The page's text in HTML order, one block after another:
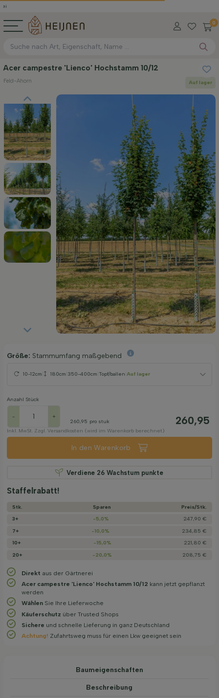
0
Acer campestre 'Lienco' Hochstamm 10/12
Feld-Ahorn Auf lager
Größe: Stammumfang maßgebend
10-12cm 180cm 350-400cm Topf/ballen Auf lager
Anzahl Stück
- +
260,95 pro stuk 260,95
Inkl. MwSt. Zzgl. Versandkosten (wird im Warenkorb berechnet)
In den Warenkorb
Verdiene 26 Wachstum punkte
Staffelrabatt!
Stk. Sparen
Preis/­Stk.
3+
-5,0%
247,90 €
7+
-10,0%
234,85 €
10+
-15,0%
221,80 €
20+
-20,0% 208,75 €
Direkt aus der Gärtnerei
Acer campestre 'Lienco' Hochstamm 10/12 kann jetzt gepflanzt
werden
Wählen Sie Ihre Lieferwoche
Käuferschutz über Trusted Shops
Sichere und schnelle Lieferung in ganz Deutschland
Achtung! Zufahrtsweg muss für einen Lkw geeignet sein
Baum­eigen­schaften
Beschreibung